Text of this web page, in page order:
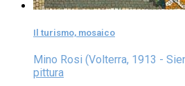
Il turismo, mosaico
Mino Rosi (Volterra, 1913 -
pittura